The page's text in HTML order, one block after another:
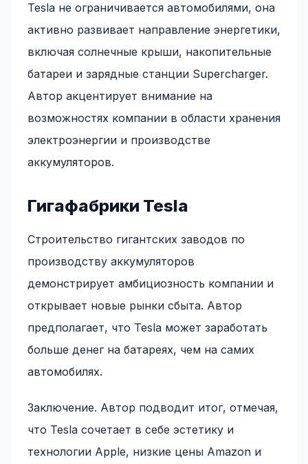
Tesla не ограничивается автомобилями, она
активно развивает направление энергетики,
включая солнечные крыши, накопительные
батареи и зарядные станции Supercharger.
Автор акцентирует внимание на
возможностях компании в области хранения
электроэнергии и производстве
аккумуляторов.
Гигафабрики Tesla
Строительство гигантских заводов по
производству аккумуляторов
демонстрирует амбициозность компании и
открывает новые рынки сбыта. Автор
предполагает, что Tesla может заработать
больше денег на батареях, чем на самих
автомобилях.
Заключение. Автор подводит итог, отмечая,
что Tesla сочетает в себе эстетику и
технологии Apple, низкие цены Amazon и